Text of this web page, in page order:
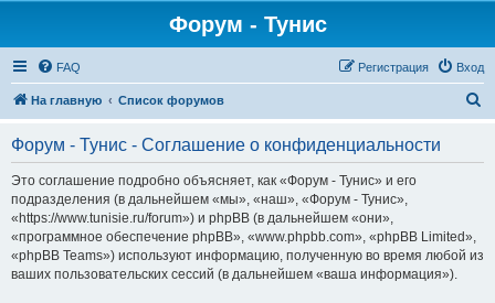
Форум - Тунис
FAQ Вход
Регистрация
На главную Список форумов
Форум - Тунис - Соглашение о конфиденциальности
Это соглашение подробно объясняет, как «Форум - Тунис» и его
подразделения (в дальнейшем «мы», «наш», «Форум - Тунис»,
«https://www.tunisie.ru/forum») и phpBB (в дальнейшем «они»,
«программное обеспечение phpBB», «www.phpbb.com», «phpBB Limited»,
«phpBB Teams») используют информацию, полученную во время любой из
ваших пользовательских сессий (в дальнейшем «ваша информация»).